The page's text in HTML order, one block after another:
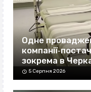
Одне
зокрема в
5 Серпня 2026